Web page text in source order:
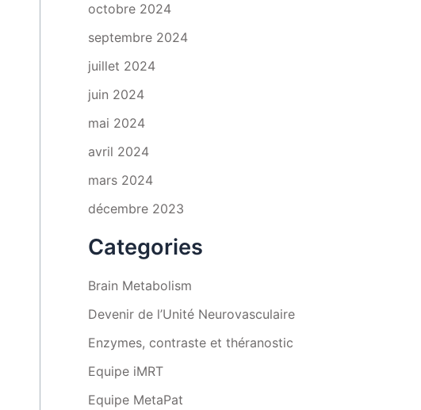
octobre 2024
septembre 2024
juillet 2024
juin 2024
mai 2024
avril 2024
mars 2024
décembre 2023
Categories
Brain Metabolism
Devenir de l’Unité Neurovasculaire
Enzymes, contraste et théranostic
Equipe iMRT
Equipe MetaPat